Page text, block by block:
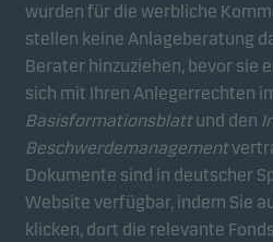
wurden für die werbliche
stellen keine Anlageberatung
Berater hinzuziehen, bevor sie
sich mit Ihren Anlegerrechten
Basisformationsblattund den
Beschwerdemanagement
Dokumente sind in deutscher
Website verfügbar, indem Sie
klicken, dort die relevante